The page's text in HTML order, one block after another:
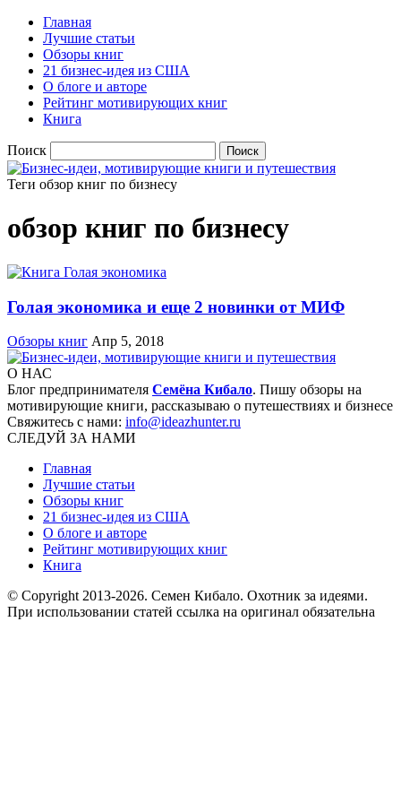
Главная
Лучшие статьи
Обзоры книг
21 бизнес-идея из США
О блоге и авторе
Рейтинг мотивирующих книг
Книга
Поиск
Теги обзор книг по бизнесу
обзор книг по бизнесу
Голая экономика и еще 2 новинки от МИФ
Обзоры книг Апр 5, 2018
О НАС
Блог предпринимателя Семёна Кибало. Пишу обзоры на
мотивирующие книги, рассказываю о путешествиях и бизнесе
Свяжитесь с нами: info@ideazhunter.ru
СЛЕДУЙ ЗА НАМИ
Главная
Лучшие статьи
Обзоры книг
21 бизнес-идея из США
О блоге и авторе
Рейтинг мотивирующих книг
Книга
© Copyright 2013-2026. Семен Кибало. Охотник за идеями.
При использовании статей ссылка на оригинал обязательна